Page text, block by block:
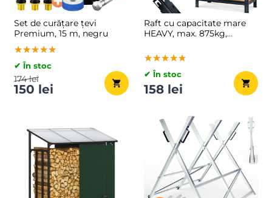
Set de curățare țevi
Premium, 15 m, negru
★★★★★
★★★★★
★★★★★
✔ În stoc
150 lei
174 lei
Raft cu capacitate mare
HEAVY, max. 875kg,
★★★★★
★★★★★
★★★★★
✔ În stoc
158 lei